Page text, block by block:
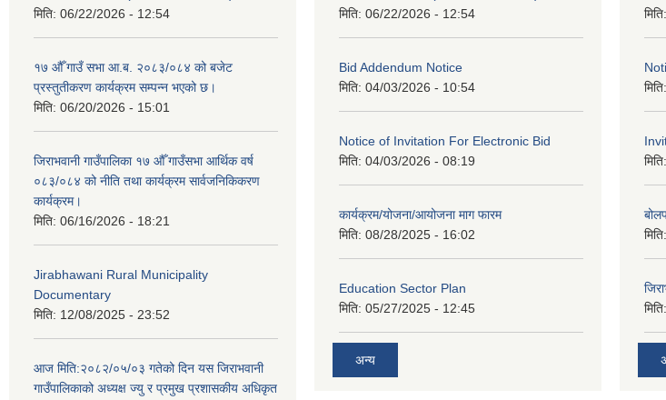
मिति: 06/22/2026 - 12:54
१७ औँ गाउँ सभा आ.ब. २०८३/०८४ को बजेट
प्रस्तुतीकरण कार्यक्रम सम्पन्न भएको छ।
मिति: 06/20/2026 - 15:01
जिराभवानी गाउँपालिका १७ औँ गाउँसभा आर्थिक वर्ष
०८३/०८४ को नीति तथा कार्यक्रम सार्वजनिकिकरण
कार्यक्रम।
मिति: 06/16/2026 - 18:21
Jirabhawani Rural Municipality
Documentary
मिति: 12/08/2025 - 23:52
आज मिति:२०८२/०५/०३ गतेको दिन यस जिराभवानी
गाउँपालिकाको अध्यक्ष ज्यु र प्रमुख प्रशासकीय अधिकृत
मिति: 06/22/2026 - 12:54
Bid Addendum Notice
मिति: 04/03/2026 - 10:54
Notice of Invitation For Electronic Bid
मिति: 04/03/2026 - 08:19
कार्यक्रम/योजना/आयोजना माग फारम
मिति: 08/28/2025 - 16:02
Education Sector Plan
मिति: 05/27/2025 - 12:45
अन्य
मिति:
मिति:
मिति:
मिति:
मिति: